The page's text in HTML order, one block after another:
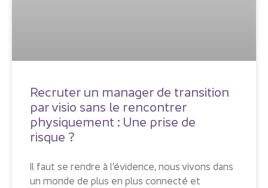
Recruter un manager de transition
par visio sans le rencontrer
physiquement : Une prise de
risque ?
Il faut se rendre à l’évidence, nous vivons dans
un monde de plus en plus connecté et